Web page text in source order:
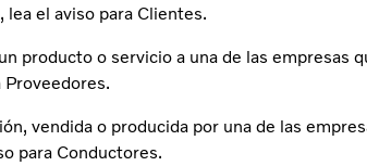
el aviso para Clientes.
producto o servicio a una de las empresas
vendida o producida por una de las
para Conductores.